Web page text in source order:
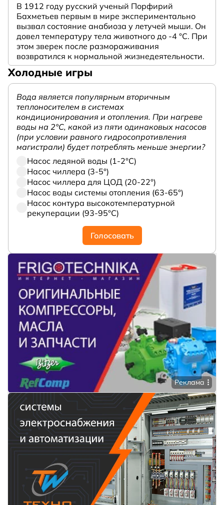
В 1912 году русский ученый Порфирий
Бахметьев первым в мире экспериментально
вызвал состояние анабиоза у летучей мыши. Он
довел температуру тела животного до -4 °C. При
этом зверек после размораживания
возвратился к нормальной жизнедеятельности.
Холодные игры
Вода является популярным вторичным
теплоносителем в системах
кондиционирования и отопления. При нагреве
воды на 2°С, какой из пяти одинаковых насосов
(при условии равного гидросопротивления
магистрали) будет потреблять меньше энергии?
Насос ледяной воды (1-2°С)
Насос чиллера (3-5°)
Насос чиллера для ЦОД (20-22°)
Насос воды системы отопления (63-65°)
Насос контура высокотемпературной
рекуперации (93-95°С)
Голосовать
Реклама